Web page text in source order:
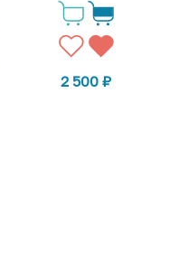
2 500₽